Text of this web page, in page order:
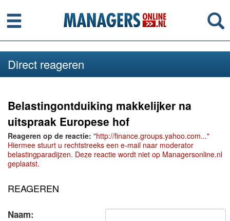
Menu
Direct reageren
Belastingontduiking makkelijker na
uitspraak Europese hof
Reageren op de reactie: "http://finance.groups.yahoo.com..."
Hiermee stuurt u rechtstreeks een e-mail naar moderator
belastingparadijzen. Deze reactie wordt niet op Managersonline.nl
geplaatst.
REAGEREN
Naam: